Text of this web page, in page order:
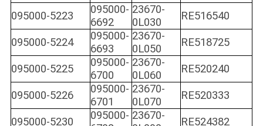
095000-5223
095000-
6692
23670-
0L030
RE516540
095000-5224
095000-
6693
23670-
0L050
RE518725
095000-5225
095000-
6700
23670-
0L060
RE520240
095000-5226
095000-
6701
23670-
0L070
RE520333
095000-5230
095000- 23670-
RE524382